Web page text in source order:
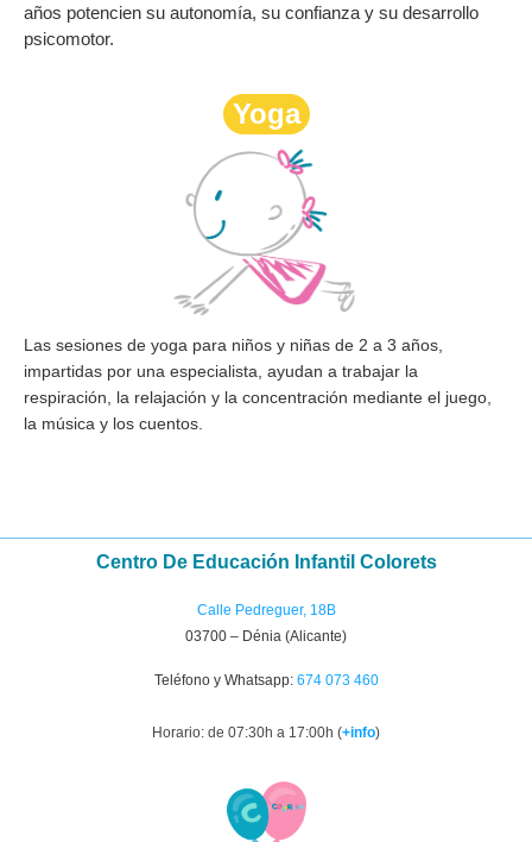
años potencien su autonomía, su confianza y su desarrollo
psicomotor.
Yoga
Las sesiones de yoga para niños y niñas de 2 a 3 años
impartidas por una especialista, ayudan a trabajar la
respiración, la relajación y la concentración mediante el juego,
la música y los cuentos.
Centro De Educación Infantil Colorets
Calle Pedreguer, 18B
03700 – Dénia (Alicante)
Teléfono y Whatsapp: 674 073 460
Horario: de 07:30h a 17:00h (+info)